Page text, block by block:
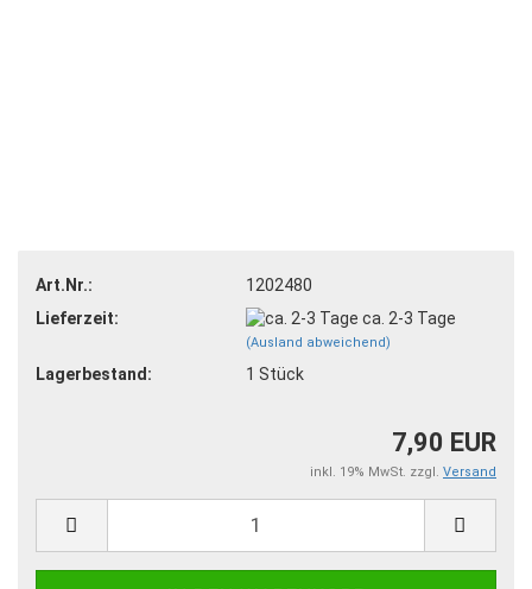
Art.Nr.:
1202480
Lieferzeit:
ca. 2-3 Tage
(Ausland abweichend)
Lagerbestand: 1 Stück
7,90 EUR
inkl. 19% MwSt. zzgl. Versand